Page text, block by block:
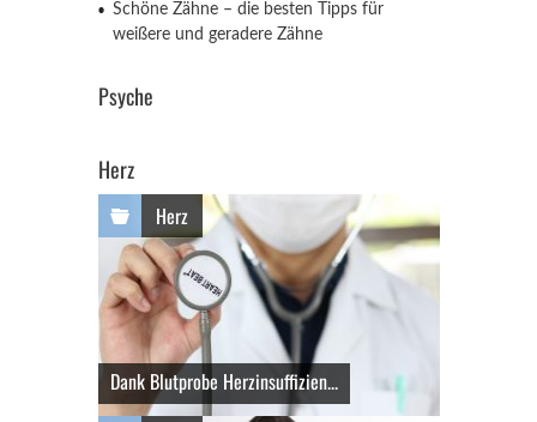
Schöne Zähne – die besten Tipps für
weißere und geradere Zähne
Psyche
Herz
Herz
Dank Blutprobe Herzinsuffizien...